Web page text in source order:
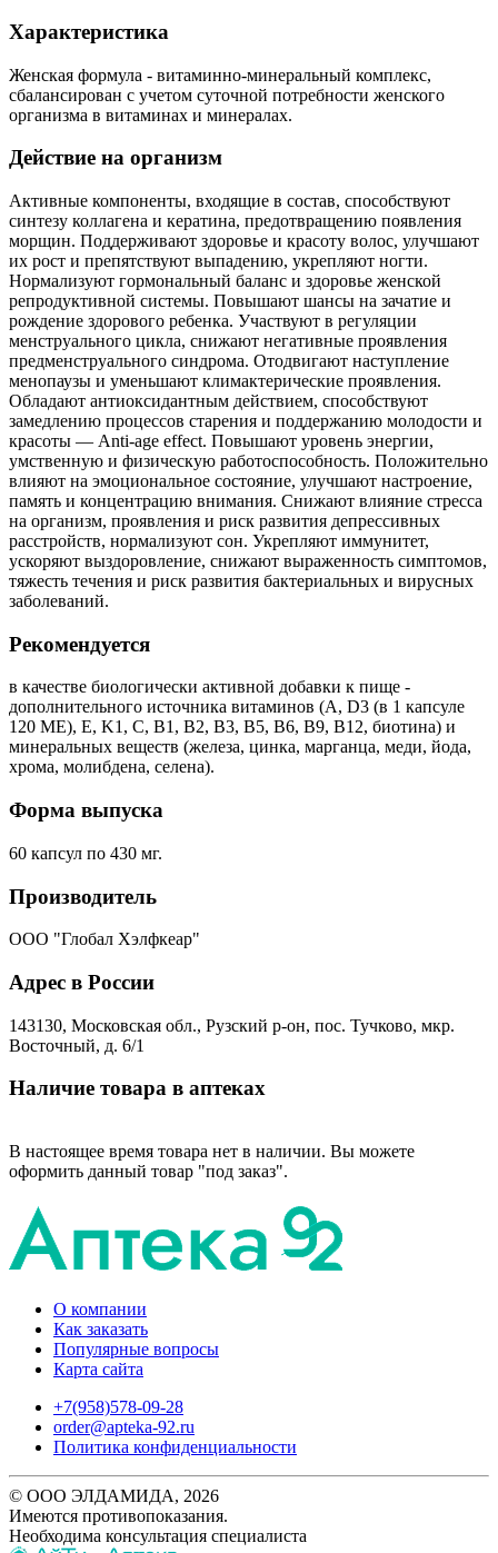
Характеристика
Женская формула - витаминно-минеральный комплекс,
сбалансирован с учетом суточной потребности женского
организма в витаминах и минералах.
Действие на организм
Активные компоненты, входящие в состав, способствуют
синтезу коллагена и кератина, предотвращению появления
морщин. Поддерживают здоровье и красоту волос, улучшают
их рост и препятствуют выпадению, укрепляют ногти.
Нормализуют гормональный баланс и здоровье женской
репродуктивной системы. Повышают шансы на зачатие и
рождение здорового ребенка. Участвуют в регуляции
менструального цикла, снижают негативные проявления
предменструального синдрома. Отодвигают наступление
менопаузы и уменьшают климактерические проявления.
Обладают антиоксидантным действием, способствуют
замедлению процессов старения и поддержанию молодости и
красоты — Anti-age effect. Повышают уровень энергии,
умственную и физическую работоспособность. Положительно
влияют на эмоциональное состояние, улучшают настроение,
память и концентрацию внимания. Снижают влияние стресса
на организм, проявления и риск развития депрессивных
расстройств, нормализуют сон. Укрепляют иммунитет,
ускоряют выздоровление, снижают выраженность симптомов,
тяжесть течения и риск развития бактериальных и вирусных
заболеваний.
Рекомендуется
в качестве биологически активной добавки к пище -
дополнительного источника витаминов (А, D3 (в 1 капсуле
120 МЕ), E, K1, C, В1, В2, В3, В5, В6, В9, В12, биотина) и
минеральных веществ (железа, цинка, марганца, меди, йода,
хрома, молибдена, селена).
Форма выпуска
60 капсул по 430 мг.
Производитель
ООО "Глобал Хэлфкеар"
Адрес в России
143130, Московская обл., Рузский р-он, пос. Тучково, мкр.
Восточный, д. 6/1
Наличие товара в аптеках
В настоящее время товара нет в наличии. Вы можете
оформить данный товар "под заказ".
О компании
Как заказать
Популярные вопросы
Карта сайта
+7(958)578-09-28
order@apteka-92.ru
Политика конфиденциальности
© ООО ЭЛДАМИДА, 2026
Имеются противопоказания.
Необходима консультация специалиста